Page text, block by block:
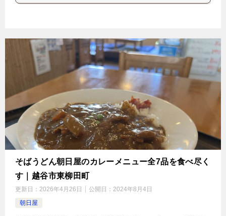
そばうどん朝日屋のカレーメニュー全7品を食べ尽く
す｜越谷市東柳田町
更新日： 2026年4月26日 公開日： 2024年8月4日
朝日屋